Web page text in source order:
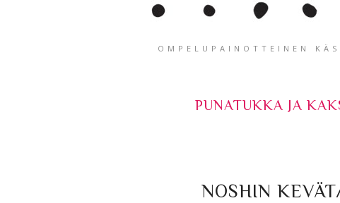
OMPELUPAINOTTEINEN
PUNATUKKA JA
NOSHIN